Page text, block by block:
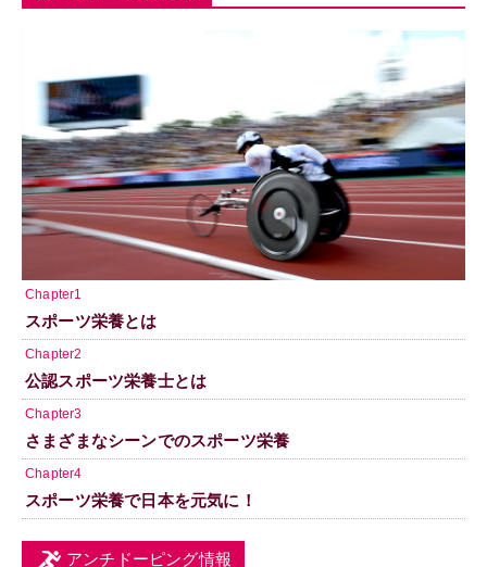
Chapter1
スポーツ栄養とは
Chapter2
公認スポーツ栄養士とは
Chapter3
さまざまなシーンでのスポーツ栄養
Chapter4
スポーツ栄養で日本を元気に！
アンチドーピング情報